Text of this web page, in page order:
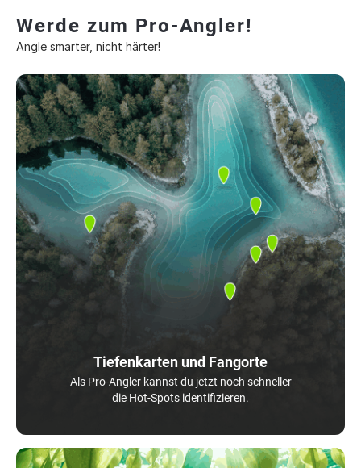
Werde zum Pro-Angler!
Angle smarter, nicht härter!
Tiefenkarten und Fangorte
Als Pro-Angler kannst du jetzt noch schneller
die Hot-Spots identifizieren.